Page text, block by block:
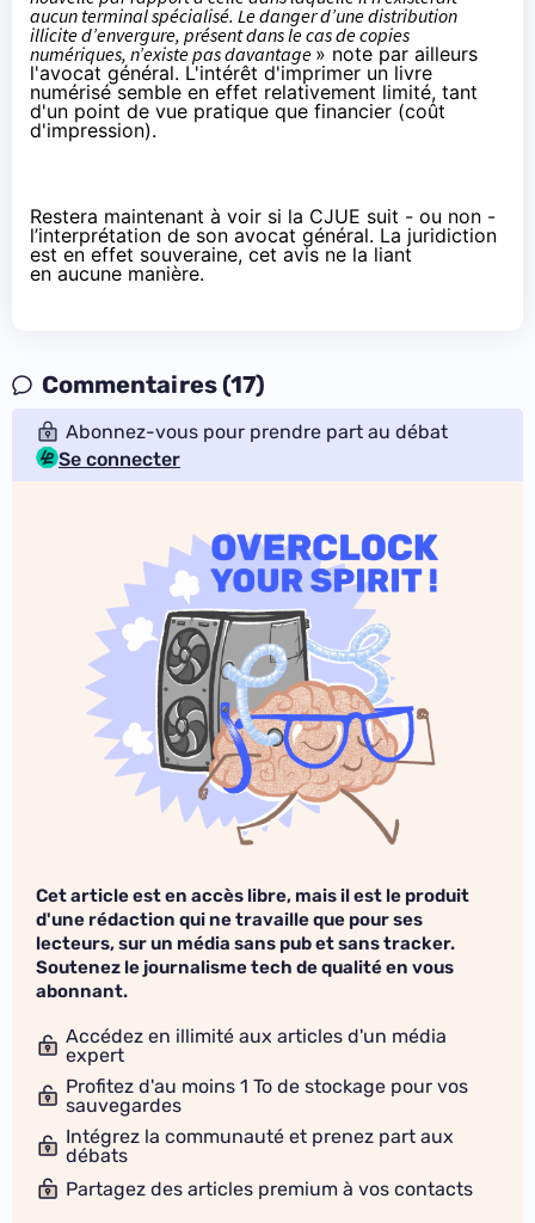
aucun terminal spécialisé. Le danger d’une distribution
illicite d’envergure, présent dans le cas de copies
numériques, n’existe pas davantage » note par ailleurs
l'avocat général. L'intérêt d'imprimer un livre
numérisé semble en effet relativement limité, tant
d'un point de vue pratique que financier (coût
d'impression).
Restera maintenant à voir si la CJUE suit - ou non -
l’interprétation de son avocat général. La juridiction
est en effet souveraine, cet avis ne la liant
en aucune manière.
Commentaires (17)
Abonnez-vous pour prendre part au débat
Se connecter
Cet article est en accès libre, mais il est le produit
d'une rédaction qui ne travaille que pour ses
lecteurs, sur un média sans pub et sans tracker.
Soutenez le journalisme tech de qualité en vous
abonnant.
Accédez en illimité aux articles d'un média
expert
Profitez d'au moins 1 To de stockage pour vos
sauvegardes
Intégrez la communauté et prenez part aux
débats
Partagez des articles premium à vos contacts